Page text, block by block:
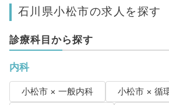
石川県小松市の求人を探す
診療科目から探す
内科
小松市 × 一般内科
小松市 × 循